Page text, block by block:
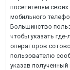
посетителям
мобильного
Большинство
чтобы указать
операторов
пользователю
указав